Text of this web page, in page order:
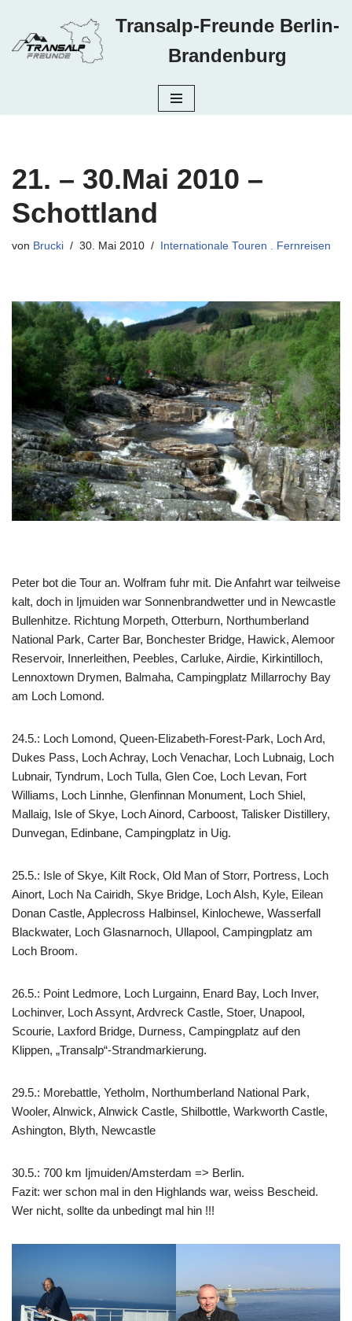
Zum
Inhalt
Transalp-Freunde Berlin-
Brandenburg
21. – 30.Mai 2010 –
Schottland
von Brucki 30. Mai 2010 Internationale Touren . Fernreisen
Peter bot die Tour an. Wolfram fuhr mit. Die Anfahrt war teilweise
kalt, doch in Ijmuiden war Sonnenbrandwetter und in Newcastle
Bullenhitze. Richtung Morpeth, Otterburn, Northumberland
National Park, Carter Bar, Bonchester Bridge, Hawick, Alemoor
Reservoir, Innerleithen, Peebles, Carluke, Airdie, Kirkintilloch,
Lennoxtown Drymen, Balmaha, Campingplatz Millarrochy Bay
am Loch Lomond.
24.5.: Loch Lomond, Queen-Elizabeth-Forest-Park, Loch Ard,
Dukes Pass, Loch Achray, Loch Venachar, Loch Lubnaig, Loch
Lubnair, Tyndrum, Loch Tulla, Glen Coe, Loch Levan, Fort
Williams, Loch Linnhe, Glenfinnan Monument, Loch Shiel,
Mallaig, Isle of Skye, Loch Ainord, Carboost, Talisker Distillery,
Dunvegan, Edinbane, Campingplatz in Uig.
25.5.: Isle of Skye, Kilt Rock, Old Man of Storr, Portress, Loch
Ainort, Loch Na Cairidh, Skye Bridge, Loch Alsh, Kyle, Eilean
Donan Castle, Applecross Halbinsel, Kinlochewe, Wasserfall
Blackwater, Loch Glasnarnoch, Ullapool, Campingplatz am
Loch Broom.
26.5.: Point Ledmore, Loch Lurgainn, Enard Bay, Loch Inver,
Lochinver, Loch Assynt, Ardvreck Castle, Stoer, Unapool,
Scourie, Laxford Bridge, Durness, Campingplatz auf den
Klippen, „Transalp“-Strandmarkierung.
29.5.: Morebattle, Yetholm, Northumberland National Park,
Wooler, Alnwick, Alnwick Castle, Shilbottle, Warkworth Castle,
Ashington, Blyth, Newcastle
30.5.: 700 km Ijmuiden/Amsterdam => Berlin.
Fazit: wer schon mal in den Highlands war, weiss Bescheid.
Wer nicht, sollte da unbedingt mal hin !!!